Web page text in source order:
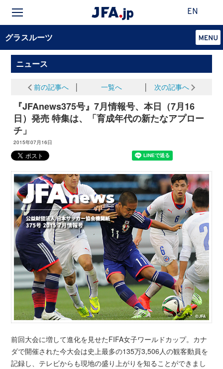
EN
グラスルーツ
ニュース
前の記事へ 一覧へ 次の記事へ
『JFAnews375号』7月情報号、本日（7月16
日）発売 特集は、「育成年代の新たなアプロー
チ」
2015年07月16日
前回大会に増して進化を見せたFIFA女子ワールドカップ。カナ
ダで開催された今大会は史上最多の135万3,506人の観客動員を
記録し、テレビからも現地の盛り上がりを知ることができまし